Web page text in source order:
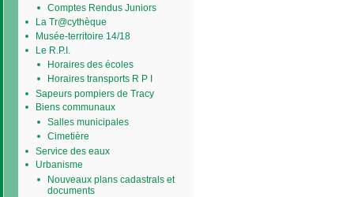
Comptes Rendus Juniors
La Tr@cythèque
Musée-territoire 14/18
Le R.P.I.
Horaires des écoles
Horaires transports R P I
Sapeurs pompiers de Tracy
Biens communaux
Salles municipales
Cimetière
Service des eaux
Urbanisme
Nouveaux plans cadastrals et
documents